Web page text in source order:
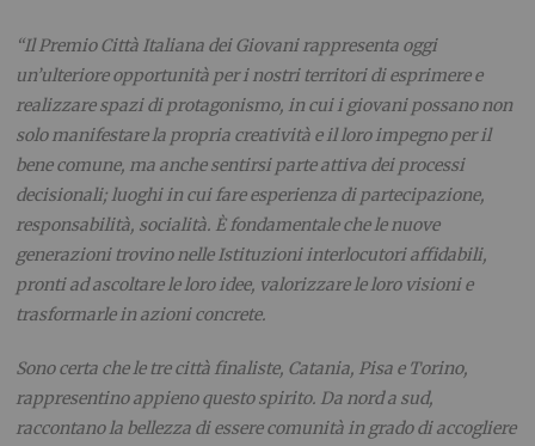
“Il Premio Città Italiana dei Giovani rappresenta oggi
un’ulteriore opportunità per i nostri territori di esprimere e
realizzare spazi di protagonismo, in cui i giovani possano non
solo manifestare la propria creatività e il loro impegno per il
bene comune, ma anche sentirsi parte attiva dei processi
decisionali; luoghi in cui fare esperienza di partecipazione,
responsabilità, socialità. È fondamentale che le nuove
generazioni trovino nelle Istituzioni interlocutori affidabili,
pronti ad ascoltare le loro idee, valorizzare le loro visioni e
trasformarle in azioni concrete.
Sono certa che le tre città finaliste, Catania, Pisa e Torino,
rappresentino appieno questo spirito. Da nord a sud,
raccontano la bellezza di essere comunità in grado di accogliere